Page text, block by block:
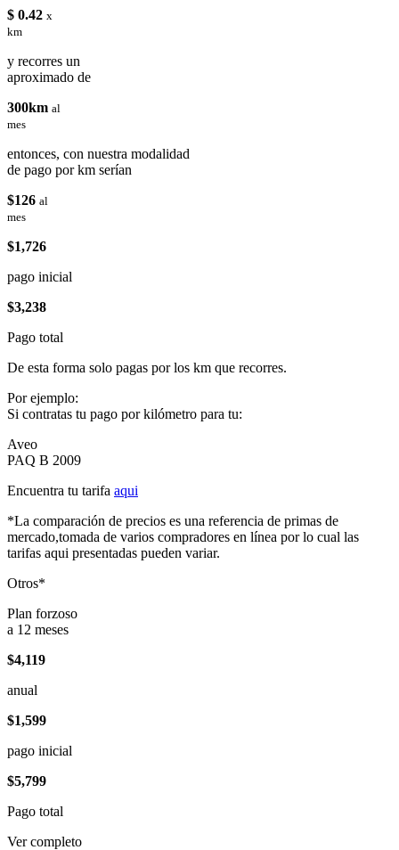
$ 0.42 x
km
y recorres un
aproximado de
300km al
mes
entonces, con nuestra modalidad
de pago por km serían
$126 al
mes
$1,726
pago inicial
$3,238
Pago total
De esta forma solo pagas por los km que recorres.
Por ejemplo:
Si contratas tu pago por kilómetro para tu:
Aveo
PAQ B 2009
Encuentra tu tarifa aqui
*La comparación de precios es una referencia de primas de
mercado,tomada de varios compradores en línea por lo cual las
tarifas aqui presentadas pueden variar.
Otros*
Plan forzoso
a 12 meses
$4,119
anual
$1,599
pago inicial
$5,799
Pago total
Ver completo